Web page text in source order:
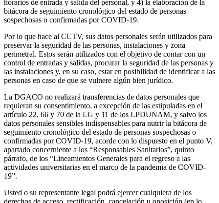
horarios de entrada y salida del personal, y 4) la elaboración de la
bitácora de seguimiento cronológico del estado de personas
sospechosas o confirmadas por COVID-19.
Por lo que hace al CCTV, sus datos personales serán utilizados para
preservar la seguridad de las personas, instalaciones y zona
perimetral. Estos serán utilizados con el objetivo de contar con un
control de entradas y salidas, procurar la seguridad de las personas y
las instalaciones y, en su caso, estar en posibilidad de identificar a las
personas en caso de que se vulnere algún bien jurídico.
La DGACO no realizará transferencias de datos personales que
requieran su consentimiento, a excepción de las estipuladas en el
artículo 22, 66 y 70 de la LG y 11 de los LPDUNAM, y salvo los
datos personales sensibles indispensables para nutrir la bitácora de
seguimiento cronológico del estado de personas sospechosas o
confirmadas por COVID-19, acorde con lo dispuesto en el punto V,
apartado concerniente a los “Responsables Sanitarios”, quinto
párrafo, de los “Lineamientos Generales para el regreso a las
actividades universitarias en el marco de la pandemia de COVID-
19”.
Usted o su representante legal podrá ejercer cualquiera de los